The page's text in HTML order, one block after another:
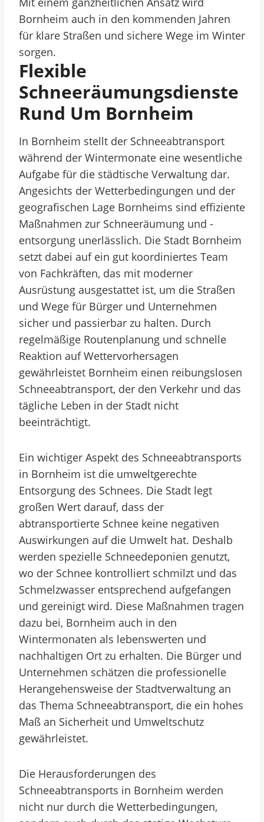
Bornheim auch in den kommenden Jahren
für klare Straßen und sichere Wege im Winter
sorgen.
Flexible
Schneeräumungsdienste
Rund Um Bornheim
In Bornheim stellt der Schneeabtransport
während der Wintermonate eine wesentliche
Aufgabe für die städtische Verwaltung dar.
Angesichts der Wetterbedingungen und der
geografischen Lage Bornheims sind effiziente
Maßnahmen zur Schneeräumung und -
entsorgung unerlässlich. Die Stadt Bornheim
setzt dabei auf ein gut koordiniertes Team
von Fachkräften, das mit moderner
Ausrüstung ausgestattet ist, um die Straßen
und Wege für Bürger und Unternehmen
sicher und passierbar zu halten. Durch
regelmäßige Routenplanung und schnelle
Reaktion auf Wettervorhersagen
gewährleistet Bornheim einen reibungslosen
Schneeabtransport, der den Verkehr und das
tägliche Leben in der Stadt nicht
beeinträchtigt.
Ein wichtiger Aspekt des Schneeabtransports
in Bornheim ist die umweltgerechte
Entsorgung des Schnees. Die Stadt legt
großen Wert darauf, dass der
abtransportierte Schnee keine negativen
Auswirkungen auf die Umwelt hat. Deshalb
werden spezielle Schneedeponien genutzt,
wo der Schnee kontrolliert schmilzt und das
Schmelzwasser entsprechend aufgefangen
und gereinigt wird. Diese Maßnahmen tragen
dazu bei, Bornheim auch in den
Wintermonaten als lebenswerten und
nachhaltigen Ort zu erhalten. Die Bürger und
Unternehmen schätzen die professionelle
Herangehensweise der Stadtverwaltung an
das Thema Schneeabtransport, die ein hohes
Maß an Sicherheit und Umweltschutz
gewährleistet.
Die Herausforderungen des
Schneeabtransports in Bornheim werden
nicht nur durch die Wetterbedingungen,